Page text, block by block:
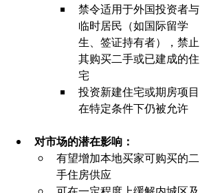
禁令适用于外国投资者与
临时居民（如国际留学
生、签证持有者），禁止
其购买二手或已建成的住
宅
投资新建住宅或期房项目
在特定条件下仍被允许
对市场的潜在影响：
有望增加本地买家可购买的二
手住房供应